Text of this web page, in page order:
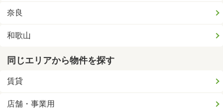
奈良
和歌山
同じエリアから物件を探す
賃貸
店舗・事業用